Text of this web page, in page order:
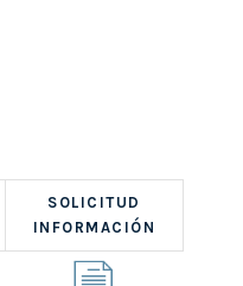
SOLICITUD
INFORMACIÓN